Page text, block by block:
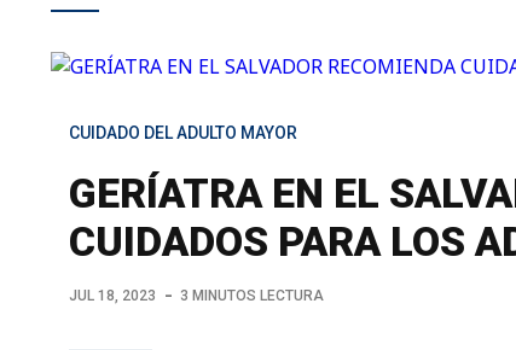
CUIDADO DEL ADULTO MAYOR
GERÍATRA EN EL
CUIDADOS PARA LOS
JUL 18, 2023 3 MINUTOS LECTURA